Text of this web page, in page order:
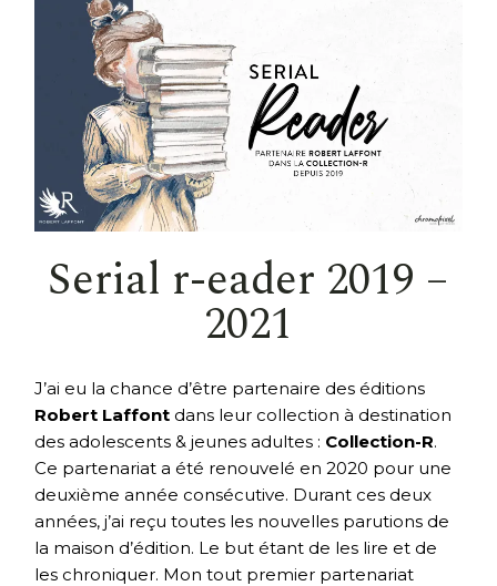
Serial r-eader 2019 –
2021
J’ai eu la chance d’être partenaire des éditions
Robert Laffont dans leur collection à destination
des adolescents & jeunes adultes : Collection-R.
Ce partenariat a été renouvelé en 2020 pour une
deuxième année consécutive. Durant ces deux
années, j’ai reçu toutes les nouvelles parutions de
la maison d’édition. Le but étant de les lire et de
les chroniquer. Mon tout premier partenariat